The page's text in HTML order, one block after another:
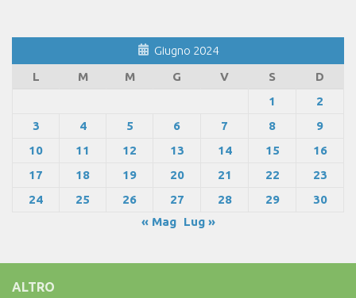
Giugno 2024
L
M M G V S
D
1
2
3
4 5 6 7 8
9
10
11 12 13 14 15
16
17
18 19 20 21 22
23
24
25 26 27 28 29
30
« Mag
Lug »
ALTRO